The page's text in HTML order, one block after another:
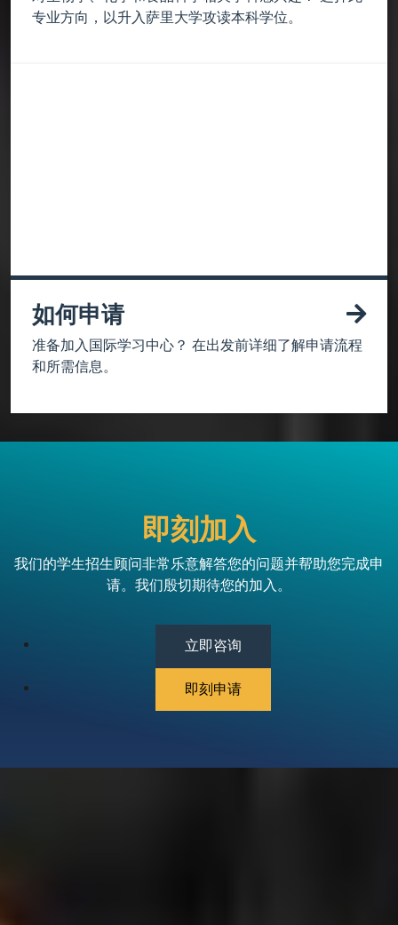
专业方向，以升入萨里大学攻读本科学位。
如何申请
准备加入国际学习中心？ 在出发前详细了解申请流程
和所需信息。
即刻加入
我们的学生招生顾问非常乐意解答您的问题并帮助您完成申
请。我们殷切期待您的加入。
立即咨询
即刻申请